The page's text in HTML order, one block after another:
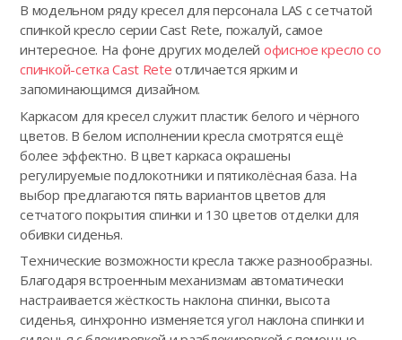
В модельном ряду кресел для персонала LAS с сетчатой
спинкой кресло серии Cast Rete, пожалуй, самое
интересное. На фоне других моделей офисное кресло со
спинкой-сетка Cast Rete отличается ярким и
запоминающимся дизайном.
Каркасом для кресел служит пластик белого и чёрного
цветов. В белом исполнении кресла смотрятся ещё
более эффектно. В цвет каркаса окрашены
регулируемые подлокотники и пятиколёсная база. На
выбор предлагаются пять вариантов цветов для
сетчатого покрытия спинки и 130 цветов отделки для
обивки сиденья.
Технические возможности кресла также разнообразны.
Благодаря встроенным механизмам автоматически
настраивается жёсткость наклона спинки, высота
сиденья, синхронно изменяется угол наклона спинки и